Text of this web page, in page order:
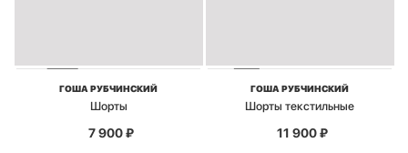
ГОША РУБЧИНСКИЙ
Шорты
7 900₽
ГОША РУБЧИНСКИЙ
Шорты текстильные
11 900₽